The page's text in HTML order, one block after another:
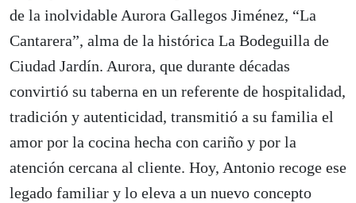
de la inolvidable Aurora Gallegos Jiménez, “La
Cantarera”, alma de la histórica La Bodeguilla de
Ciudad Jardín. Aurora, que durante décadas
convirtió su taberna en un referente de hospitalidad,
tradición y autenticidad, transmitió a su familia el
amor por la cocina hecha con cariño y por la
atención cercana al cliente. Hoy, Antonio recoge ese
legado familiar y lo eleva a un nuevo concepto